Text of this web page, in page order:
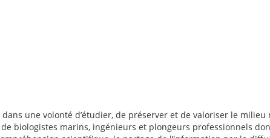
dans une volonté d’étudier, de préserver et de valoriser le
biologistes marins, ingénieurs et plongeurs professionnels